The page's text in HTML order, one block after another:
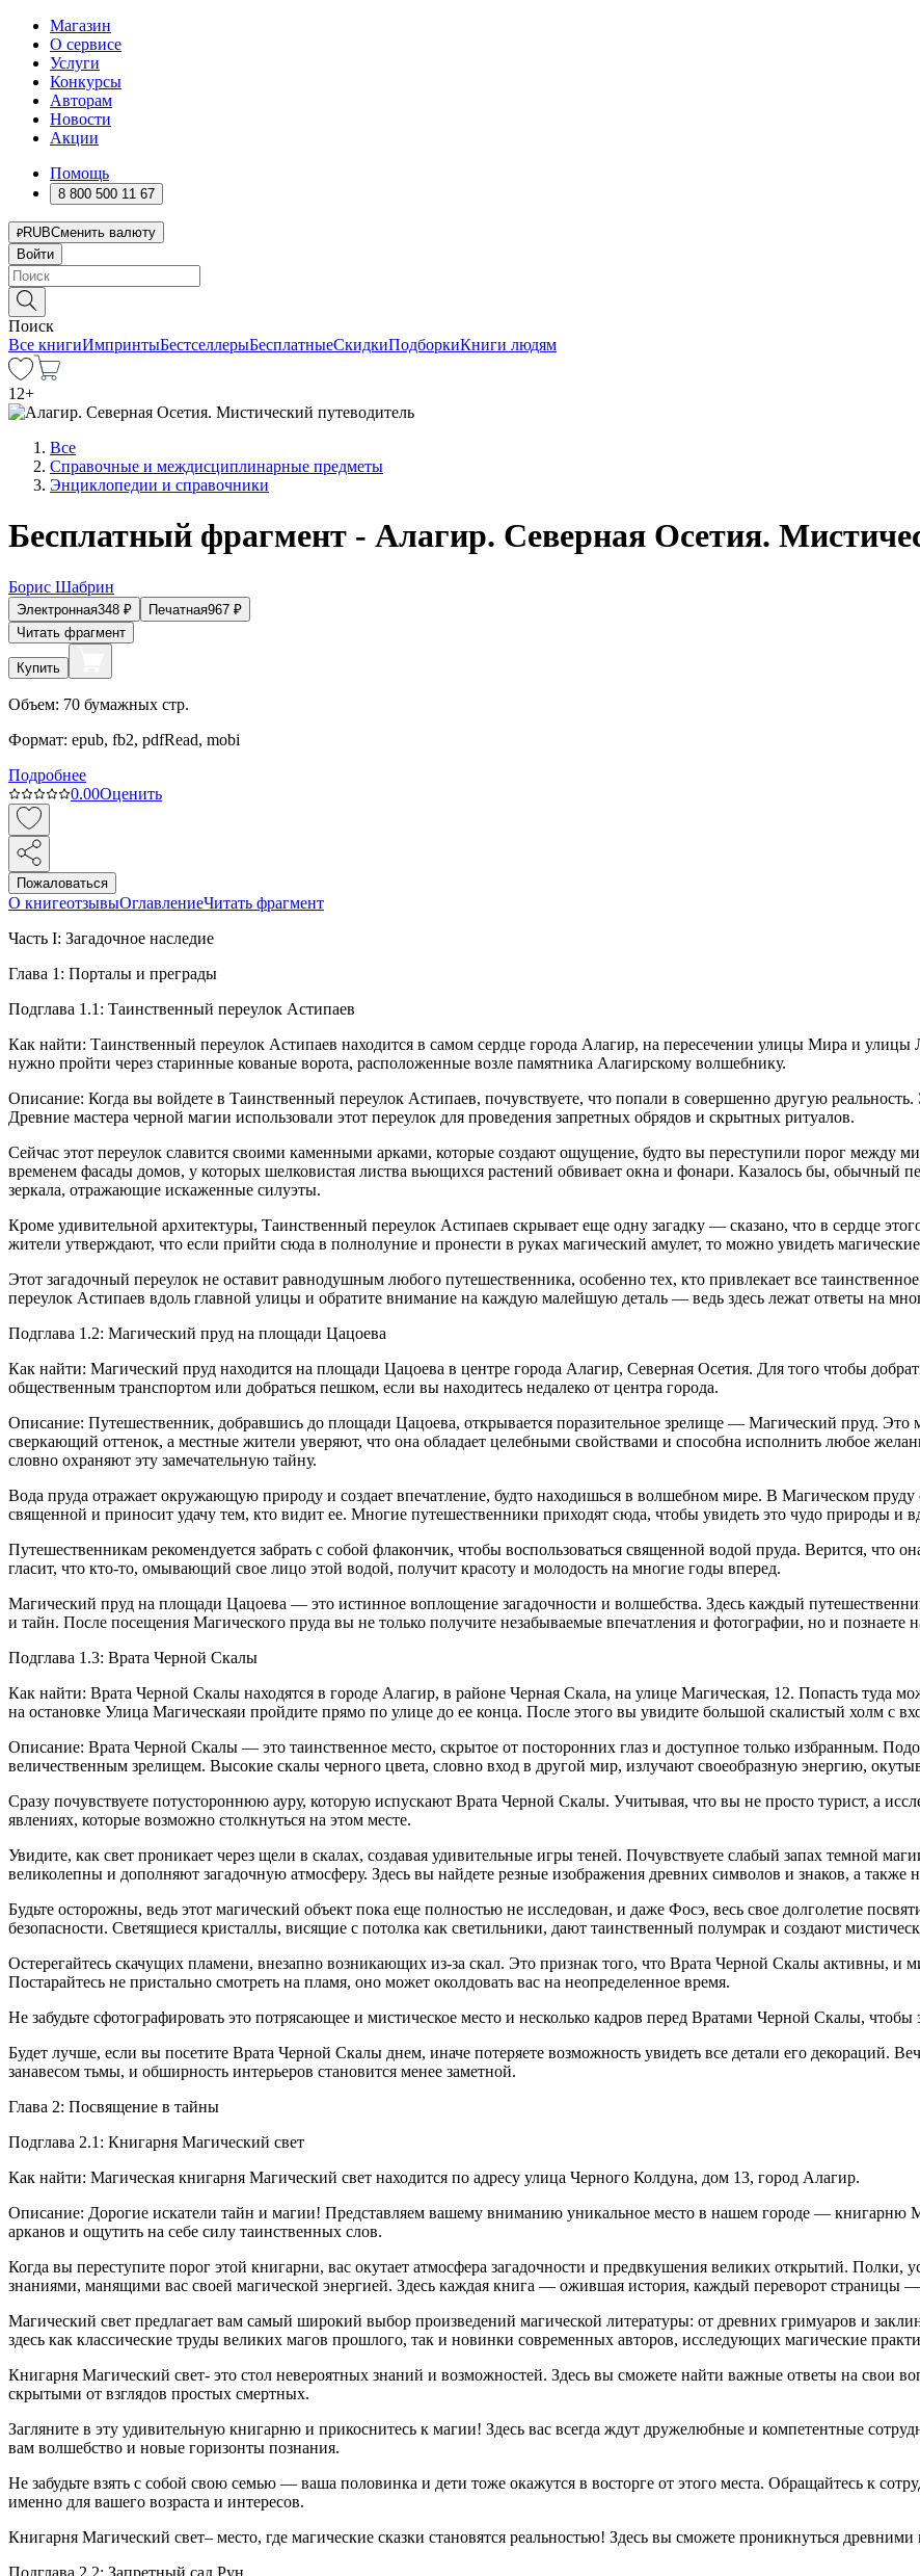
Магазин
О сервисе
Услуги
Конкурсы
Авторам
Новости
Акции
Помощь
8 800 500 11 67
RUBСменить валюту
Войти
Поиск
Все книгиИмпринтыБестселлерыБесплатныеСкидкиПодборкиКниги людям
12+
Все
Справочные и междисциплинарные предметы
Энциклопедии и справочники
Бесплатный фрагмент - Алагир. Северная Осетия.
Борис Шабрин
Электронная348 ₽ Печатная967 ₽
Читать фрагмент
Купить
Объем: 70 бумажных стр.
Формат: epub, fb2, pdfRead, mobi
Подробнее
0.00Оценить
Пожаловаться
О книгеотзывыОглавлениеЧитать фрагмент
Часть I: Загадочное наследие
Глава 1: Порталы и преграды
Подглава 1.1: Таинственный переулок Астипаев
Как найти: Таинственный переулок Астипаев находится в самом сердце города Алагир, на пересечении улицы Мира и улицы
нужно пройти через старинные кованые ворота, расположенные возле памятника Алагирскому волшебнику.
Описание: Когда вы войдете в Таинственный переулок Астипаев, почувствуете, что попали в совершенно другую
Древние мастера черной магии использовали этот переулок для проведения запретных обрядов и скрытных ритуалов.
Сейчас этот переулок славится своими каменными арками, которые создают ощущение, будто вы переступили порог между
временем фасады домов, у которых шелковистая листва вьющихся растений обвивает окна и фонари. Казалось бы, обычный
зеркала, отражающие искаженные силуэты.
Кроме удивительной архитектуры, Таинственный переулок Астипаев скрывает еще одну загадку — сказано, что в сердце
жители утверждают, что если прийти сюда в полнолуние и пронести в руках магический амулет, то можно увидеть
Этот загадочный переулок не оставит равнодушным любого путешественника, особенно тех, кто привлекает все
переулок Астипаев вдоль главной улицы и обратите внимание на каждую малейшую деталь — ведь здесь лежат ответы на
Подглава 1.2: Магический пруд на площади Цацоева
Как найти: Магический пруд находится на площади Цацоева в центре города Алагир, Северная Осетия. Для того чтобы
общественным транспортом или добраться пешком, если вы находитесь недалеко от центра города.
Описание: Путешественник, добравшись до площади Цацоева, открывается поразительное зрелище — Магический пруд. Это
сверкающий оттенок, а местные жители уверяют, что она обладает целебными свойствами и способна исполнить любое
словно охраняют эту замечательную тайну.
Вода пруда отражает окружающую природу и создает впечатление, будто находишься в волшебном мире. В Магическом пруду
священной и приносит удачу тем, кто видит ее. Многие путешественники приходят сюда, чтобы увидеть это чудо природы и
Путешественникам рекомендуется забрать с собой флакончик, чтобы воспользоваться священной водой пруда. Верится, что
гласит, что кто-то, омывающий свое лицо этой водой, получит красоту и молодость на многие годы вперед.
Магический пруд на площади Цацоева — это истинное воплощение загадочности и волшебства. Здесь каждый
и тайн. После посещения Магического пруда вы не только получите незабываемые впечатления и фотографии, но и познаете
Подглава 1.3: Врата Черной Скалы
Как найти: Врата Черной Скалы находятся в городе Алагир, в районе Черная Скала, на улице Магическая, 12. Попасть туда
на остановке Улица Магическаяи пройдите прямо по улице до ее конца. После этого вы увидите большой скалистый холм с
Описание: Врата Черной Скалы — это таинственное место, скрытое от посторонних глаз и доступное только избранным.
величественным зрелищем. Высокие скалы черного цвета, словно вход в другой мир, излучают своеобразную энергию,
Сразу почувствуете потустороннюю ауру, которую испускают Врата Черной Скалы. Учитывая, что вы не просто турист, а
явлениях, которые возможно столкнуться на этом месте.
Увидите, как свет проникает через щели в скалах, создавая удивительные игры теней. Почувствуете слабый запах темной
великолепны и дополняют загадочную атмосферу. Здесь вы найдете резные изображения древних символов и знаков, а также
Будьте осторожны, ведь этот магический объект пока еще полностью не исследован, и даже Фосэ, весь свое долголетие
безопасности. Светящиеся кристаллы, висящие с потолка как светильники, дают таинственный полумрак и создают
Остерегайтесь скачущих пламени, внезапно возникающих из-за скал. Это признак того, что Врата Черной Скалы активны, и
Постарайтесь не пристально смотреть на пламя, оно может околдовать вас на неопределенное время.
Не забудьте сфотографировать это потрясающее и мистическое место и несколько кадров перед Вратами Черной Скалы,
Будет лучше, если вы посетите Врата Черной Скалы днем, иначе потеряете возможность увидеть все детали его декораций.
занавесом тьмы, и обширность интерьеров становится менее заметной.
Глава 2: Посвящение в тайны
Подглава 2.1: Книгарня Магический свет
Как найти: Магическая книгарня Магический свет находится по адресу улица Черного Колдуна, дом 13, город Алагир.
Описание: Дорогие искатели тайн и магии! Представляем вашему вниманию уникальное место в нашем городе — книгарню
арканов и ощутить на себе силу таинственных слов.
Когда вы переступите порог этой книгарни, вас окутает атмосфера загадочности и предвкушения великих открытий.
знаниями, манящими вас своей магической энергией. Здесь каждая книга — ожившая история, каждый переворот страницы
Магический свет предлагает вам самый широкий выбор произведений магической литературы: от древних гримуаров и
здесь как классические труды великих магов прошлого, так и новинки современных авторов, исследующих магические
Книгарня Магический свет- это стол невероятных знаний и возможностей. Здесь вы сможете найти важные ответы на свои
скрытыми от взглядов простых смертных.
Загляните в эту удивительную книгарню и прикоснитесь к магии! Здесь вас всегда ждут дружелюбные и компетентные
вам волшебство и новые горизонты познания.
Не забудьте взять с собой свою семью — ваша половинка и дети тоже окажутся в восторге от этого места. Обращайтесь к
именно для вашего возраста и интересов.
Книгарня Магический свет– место, где магические сказки становятся реальностью! Здесь вы сможете проникнуться
Подглава 2.2: Запретный сад Рун